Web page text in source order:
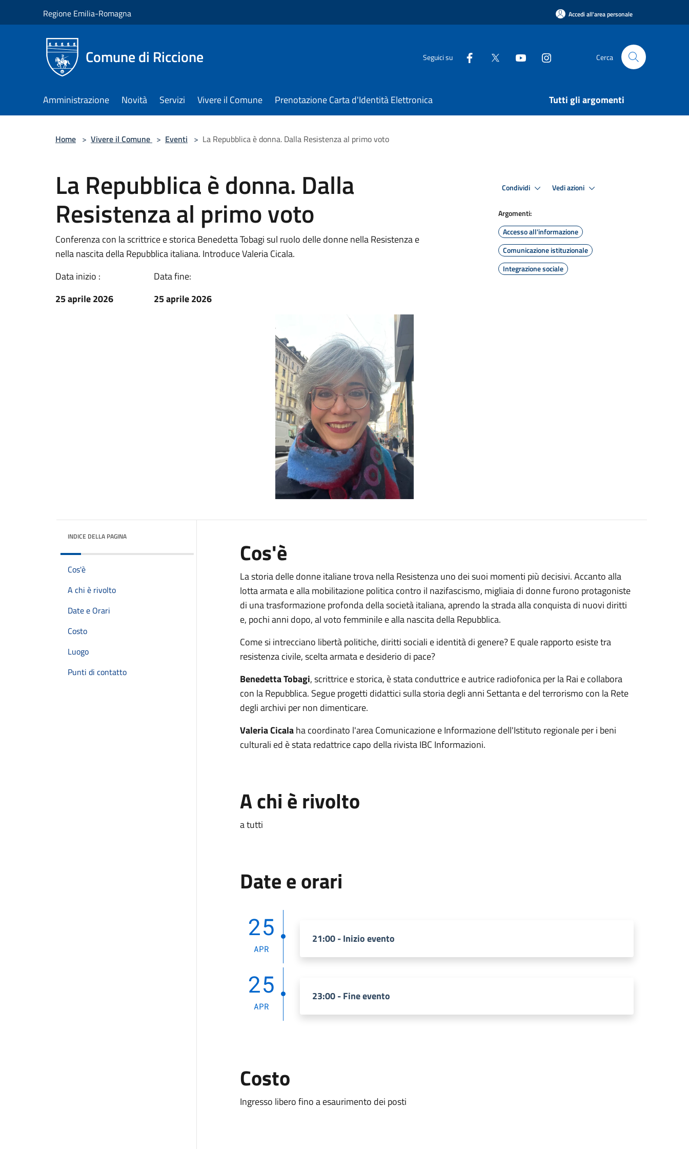
Regione Emilia-Romagna Accedi all'area personale
Comune di Riccione Seguici su Cerca
Amministrazione Novità Servizi Vivere il Comune Prenotazione Carta d'Identità Elettronica Tutti gli argomenti
Home > Vivere il Comune > Eventi > La Repubblica è donna. Dalla Resistenza al primo voto
La Repubblica è donna. Dalla
Resistenza al primo voto
Conferenza con la scrittrice e storica Benedetta Tobagi sul ruolo delle donne nella Resistenza e
nella nascita della Repubblica italiana. Introduce Valeria Cicala.
Data inizio :
25 aprile 2026
Data fine:
25 aprile 2026
Condividi Vedi azioni
Argomenti:
Accesso all'informazione
Comunicazione istituzionale
Integrazione sociale
INDICE DELLA PAGINA
Cos'è
A chi è rivolto
Date e Orari
Costo
Luogo
Punti di contatto
Cos'è
La storia delle donne italiane trova nella Resistenza uno dei suoi momenti più decisivi. Accanto alla
lotta armata e alla mobilitazione politica contro il nazifascismo, migliaia di donne furono protagoniste
di una trasformazione profonda della società italiana, aprendo la strada alla conquista di nuovi diritti
e, pochi anni dopo, al voto femminile e alla nascita della Repubblica.
Come si intrecciano libertà politiche, diritti sociali e identità di genere? E quale rapporto esiste tra
resistenza civile, scelta armata e desiderio di pace?
Benedetta Tobagi, scrittrice e storica, è stata conduttrice e autrice radiofonica per la Rai e collabora
con la Repubblica. Segue progetti didattici sulla storia degli anni Settanta e del terrorismo con la Rete
degli archivi per non dimenticare.
Valeria Cicalaha coordinato l'area Comunicazione e Informazione dell'Istituto regionale per i beni
culturali ed è stata redattrice capo della rivista IBC Informazioni.
A chi è rivolto
a tutti
Date e orari
25
APR
21:00 - Inizio evento
25
APR
23:00 - Fine evento
Costo
Ingresso libero fino a esaurimento dei posti